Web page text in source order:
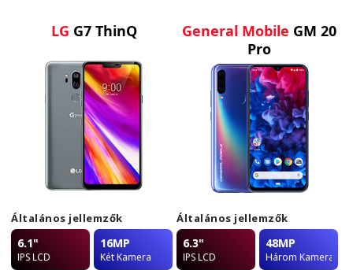
LG G7 ThinQ
Általános jellemzők
6.1"
IPS LCD
16MP
Két Kamera
General Mobile GM 20
Pro
Általános jellemzők
6.3"
IPS LCD
48MP
Három Kamera